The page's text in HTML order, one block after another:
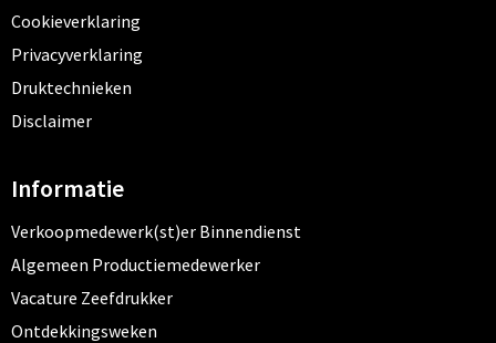
Cookieverklaring
Privacyverklaring
Druktechnieken
Disclaimer
Informatie
Verkoopmedewerk(st)er Binnendienst
Algemeen Productiemedewerker
Vacature Zeefdrukker
Ontdekkingsweken